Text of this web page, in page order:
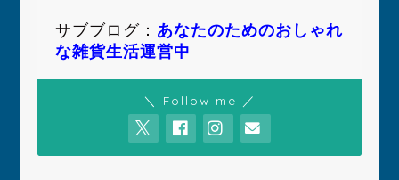
サブブログ： あなたのためのおしゃれ
な雑貨生活運営中
＼ Follow me ／